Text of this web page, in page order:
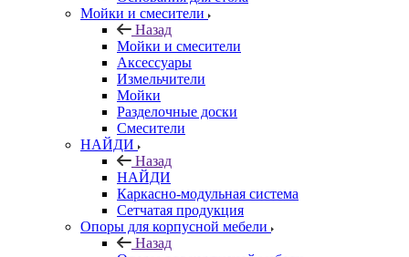
Мойки и смесители
Назад
Мойки и смесители
Аксессуары
Измельчители
Мойки
Разделочные доски
Смесители
НАЙДИ
Назад
НАЙДИ
Каркасно-модульная система
Сетчатая продукция
Опоры для корпусной мебели
Назад